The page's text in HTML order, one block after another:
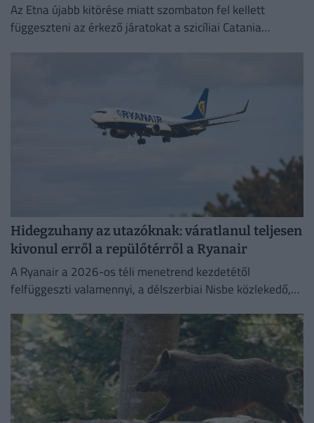
Az Etna újabb kitörése miatt szombaton fel kellett
függeszteni az érkező járatokat a szicíliai Catania
Hidegzuhany az utazóknak: váratlanul teljesen
kivonul erről a repülőtérről a Ryanair
A Ryanair a 2026-os téli menetrend kezdetétől
felfüggeszti valamennyi, a délszerbiai Nisbe közlekedő,